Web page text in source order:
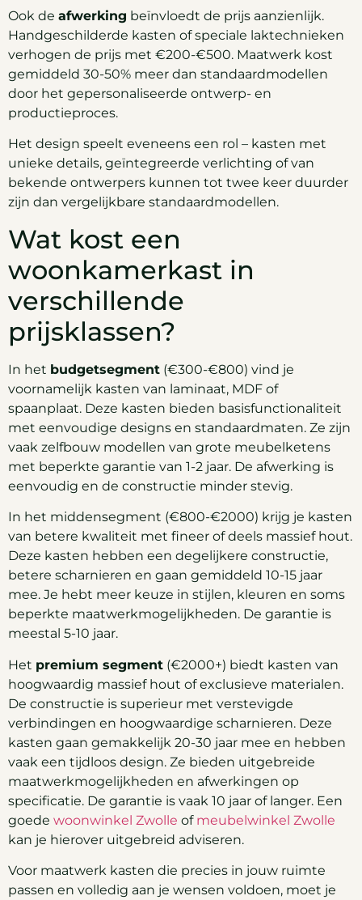
Ook de afwerking beïnvloedt de prijs aanzienlijk.
Handgeschilderde kasten of speciale laktechnieken
verhogen de prijs met €200-€500. Maatwerk kost
gemiddeld 30-50% meer dan standaardmodellen
door het gepersonaliseerde ontwerp- en
productieproces.
Het design speelt eveneens een rol – kasten met
unieke details, geïntegreerde verlichting of van
bekende ontwerpers kunnen tot twee keer duurder
zijn dan vergelijkbare standaardmodellen.
Wat kost een
woonkamerkast in
verschillende
prijsklassen?
In het budgetsegment (€300-€800) vind je
voornamelijk kasten van laminaat, MDF of
spaanplaat. Deze kasten bieden basisfunctionaliteit
met eenvoudige designs en standaardmaten. Ze zijn
vaak zelfbouw modellen van grote meubelketens
met beperkte garantie van 1-2 jaar. De afwerking is
eenvoudig en de constructie minder stevig.
In het middensegment (€800-€2000) krijg je kasten
van betere kwaliteit met fineer of deels massief hout.
Deze kasten hebben een degelijkere constructie,
betere scharnieren en gaan gemiddeld 10-15 jaar
mee. Je hebt meer keuze in stijlen, kleuren en soms
beperkte maatwerkmogelijkheden. De garantie is
meestal 5-10 jaar.
Het premium segment (€2000+) biedt kasten van
hoogwaardig massief hout of exclusieve materialen.
De constructie is superieur met verstevigde
verbindingen en hoogwaardige scharnieren. Deze
kasten gaan gemakkelijk 20-30 jaar mee en hebben
vaak een tijdloos design. Ze bieden uitgebreide
maatwerkmogelijkheden en afwerkingen op
specificatie. De garantie is vaak 10 jaar of langer. Een
goede woonwinkel Zwolle of meubelwinkel Zwolle
kan je hierover uitgebreid adviseren.
Voor maatwerk kasten die precies in jouw ruimte
passen en volledig aan je wensen voldoen, moet je